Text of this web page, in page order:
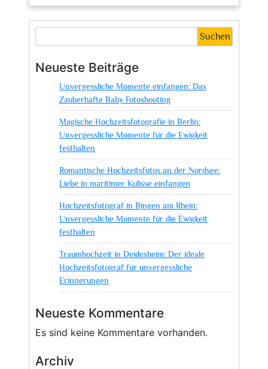
Tipps
und
zum
Fotografieren
von
Gemälden
Suchen
Neueste Beiträge
Unvergessliche Momente einfangen: Das
Zauberhafte Baby Fotoshooting
Magische Hochzeitsfotografie in Berlin:
Unvergessliche Momente für die Ewigkeit
festhalten
Romantische Hochzeitsfotos an der Nordsee:
Liebe in maritimer Kulisse einfangen
Hochzeitsfotograf in Bingen am Rhein:
Unvergessliche Momente für die Ewigkeit
festhalten
Traumhochzeit in Deidesheim: Der ideale
Hochzeitsfotograf für unvergessliche
Erinnerungen
Neueste Kommentare
Es sind keine Kommentare vorhanden.
Archiv